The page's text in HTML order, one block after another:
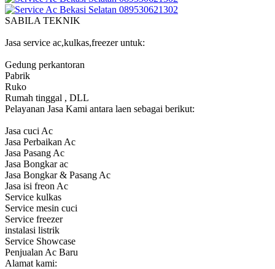
SABILA TEKNIK
Jasa service ac,kulkas,freezer untuk:
Gedung perkantoran
Pabrik
Ruko
Rumah tinggal , DLL
Pelayanan Jasa Kami antara laen sebagai berikut:
Jasa cuci Ac
Jasa Perbaikan Ac
Jasa Pasang Ac
Jasa Bongkar ac
Jasa Bongkar & Pasang Ac
Jasa isi freon Ac
Service kulkas
Service mesin cuci
Service freezer
instalasi listrik
Service Showcase
Penjualan Ac Baru
Alamat kami: